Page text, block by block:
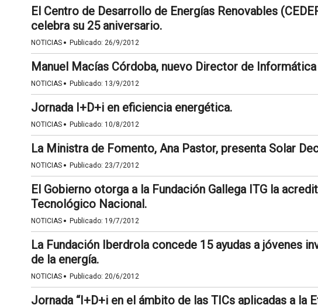
El Centro de Desarrollo de Energías Renovables
celebra su 25 aniversario.
NOTICIAS · Publicado: 26/9/2012
Manuel Macías Córdoba, nuevo Director de
NOTICIAS · Publicado: 13/9/2012
Jornada I+D+i en eficiencia energética.
NOTICIAS · Publicado: 10/8/2012
La Ministra de Fomento, Ana Pastor, presenta Solar
NOTICIAS · Publicado: 23/7/2012
El Gobierno otorga a la Fundación Gallega ITG la
Tecnológico Nacional.
NOTICIAS · Publicado: 19/7/2012
La Fundación Iberdrola concede 15 ayudas a jóvenes
de la energía.
NOTICIAS · Publicado: 20/6/2012
Jornada “I+D+i en el ámbito de las TICs aplicadas a la